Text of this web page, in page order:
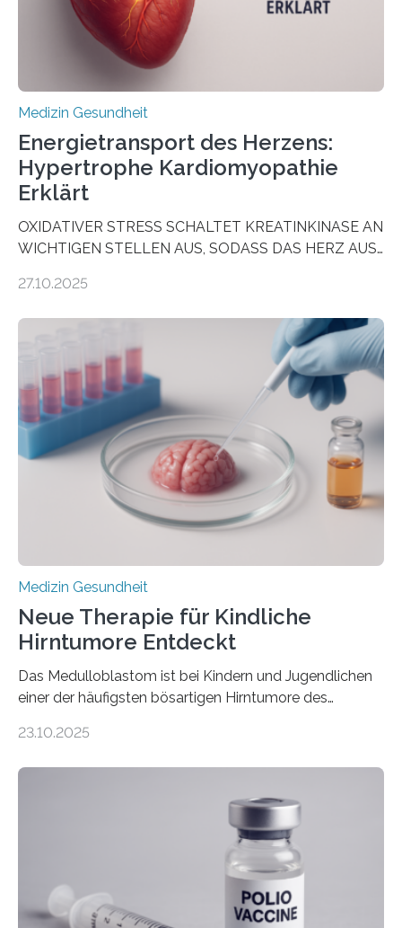
häufigsten Krebsarten und stellt…
Medizin Gesundheit
Energietransport des Herzens:
Hypertrophe Kardiomyopathie
Erklärt
OXIDATIVER STRESS SCHALTET KREATINKINASE AN
WICHTIGEN STELLEN AUS, SODASS DAS HERZ AUS
aus dem Deutschen Zentrum für Herzinsuffizienz
im Journal Circulation, warum der Energietransport bei
der Hypertrophen Kardiomyopathie (HCM) versagen
kann und wie sich durch eine Verringerung der
Herzbelastung und des oxidativen Stresses
Rhythmusstörungen reduzieren lassen. Würzburg. Die
hypertrophe Kardiomyopathie (HCM) ist die häufigste
erblich bedingte Herzerkrankung. Sie führt dazu, dass
sich die linke Herzkammer verdickt, der Herzmuskel zu
stark kontrahiert…
27.10.2025
Medizin Gesundheit
Neue Therapie für Kindliche
Hirntumore Entdeckt
Das Medulloblastom ist bei Kindern und Jugendlichen
einer der häufigsten bösartigen Hirntumore des
Betroffenen können mit heutigen Methoden geheilt
Dringend benötigt werden zielgerichtete Therapien, die
nur Tumorschwachstellen angreifen und normales
Gewebe verschonen. Forschende um Daniel Merk vom
Hertie-Institut für klinische Hirnforschung am
Universitätsklinikum Tübingen haben eine solche
Schwachstelle im Erbgut einer Untergruppe des
23.10.2025